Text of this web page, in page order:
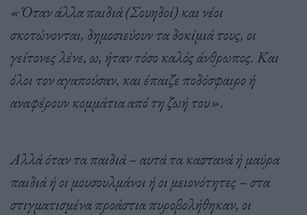
«Όταν άλλα παιδιά (Σουηδοί) και νέοι
σκοτώνονται, δημοσιεύουν τα δοκίμιά τους, οι
γείτονες λένε, ω, ήταν τόσο καλός άνθρωπος. Και
όλοι τον αγαπούσαν, και έπαιζε ποδόσφαιρο ή
αναφέρουν κομμάτια από τη ζωή του».
Αλλά όταν τα παιδιά – αυτά τα καστανά ή μαύρα
παιδιά ή οι μουσουλμάνοι ή οι μειονότητες – στα
στιγματισμένα προάστια πυροβολήθηκαν, οι